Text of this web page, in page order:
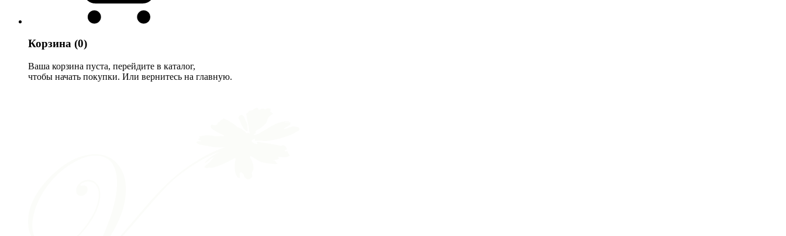
Корзина (0)
Ваша корзина пуста, перейдите в каталог,
чтобы начать покупки. Или вернитесь на главную.